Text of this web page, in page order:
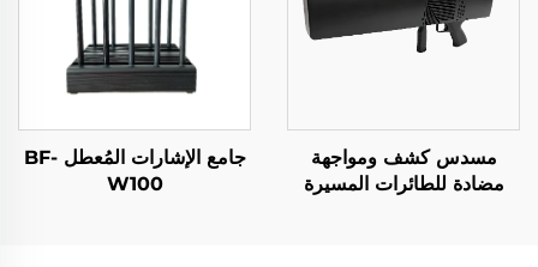
مسدس كشف ومواجهة
مضادة للطائرات المسيرة
جامع الإشارات المُعطل BF-
W100